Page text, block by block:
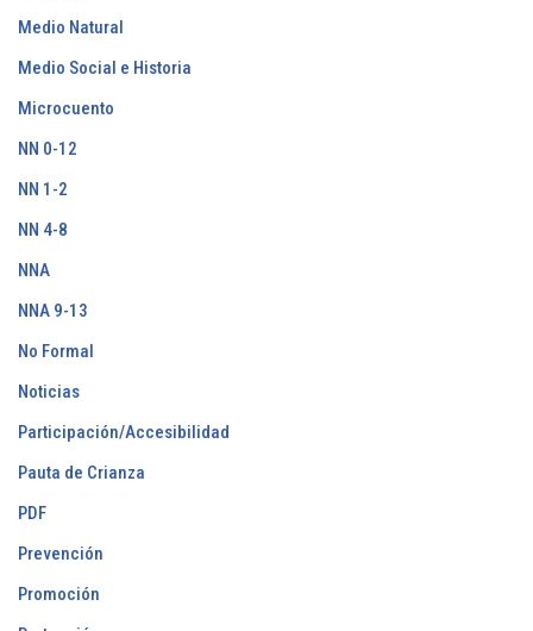
Medio Natural
Medio Social e Historia
Microcuento
NN 0-12
NN 1-2
NN 4-8
NNA
NNA 9-13
No Formal
Noticias
Participación/Accesibilidad
Pauta de Crianza
PDF
Prevención
Promoción